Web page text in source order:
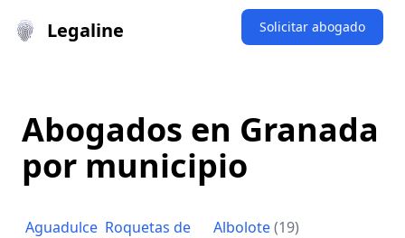
Legaline Solicitar abogado
Abogados en Granada
por municipio
Aguadulce  Roquetas de
Albolote(19)